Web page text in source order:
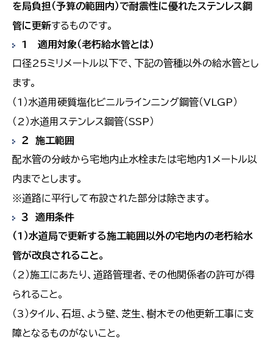
を局負担（予算の範囲内）で耐震性に優れたステンレス鋼
管に更新するものです。
1 適用対象（老朽給水管とは）
口径25ミリメートル以下で、下記の管種以外の給水管とし
ます。
（1）水道用硬質塩化ビニルラインニング鋼管（VLGP）
（2）水道用ステンレス鋼管（SSP）
２ 施工範囲
配水管の分岐から宅地内止水栓または宅地内1メートル以
内までとします。
※道路に平行して布設された部分は除きます。
３ 適用条件
（1）水道局で更新する施工範囲以外の宅地内の老朽給水
管が改良されること。
（2）施工にあたり、道路管理者、その他関係者の許可が得
られること。
（3）タイル、石垣、よう壁、芝生、樹木その他更新工事に支
障となるものがないこと。